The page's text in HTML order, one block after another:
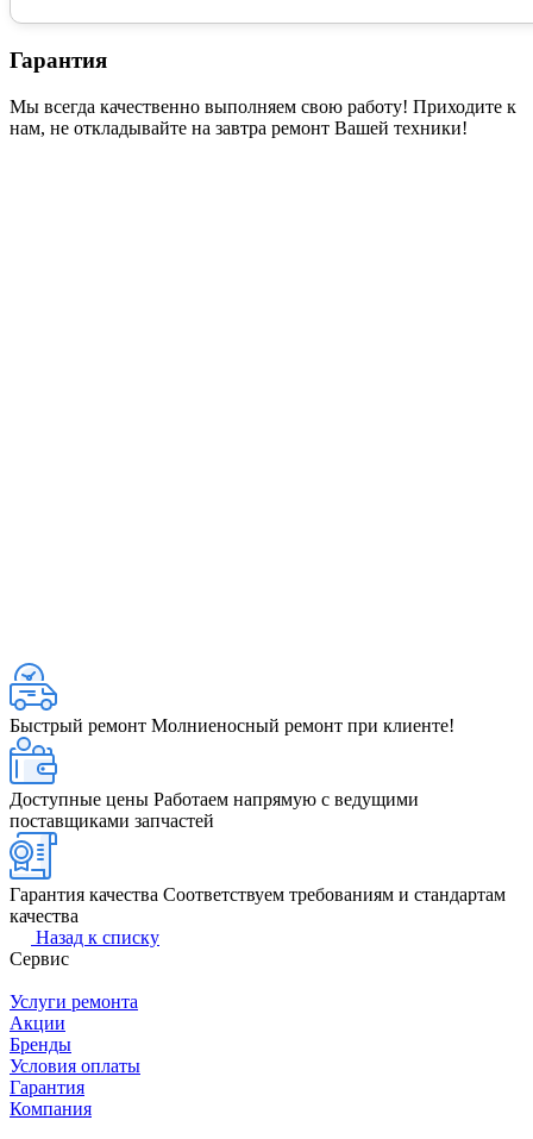
Гарантия
Мы всегда качественно выполняем свою работу! Приходите к
нам, не откладывайте на завтра ремонт Вашей техники!
Быстрый ремонт Молниеносный ремонт при клиенте!
Доступные цены Работаем напрямую с ведущими
поставщиками запчастей
Гарантия качества Соответствуем требованиям и стандартам
качества
Назад к списку
Сервис
Услуги ремонта
Акции
Бренды
Условия оплаты
Гарантия
Компания